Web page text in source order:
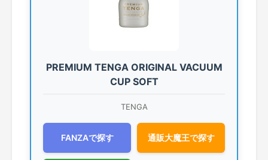
PREMIUM TENGA ORIGINAL VACUUM
CUP SOFT
TENGA
FANZAで探す 通販大魔王で探す